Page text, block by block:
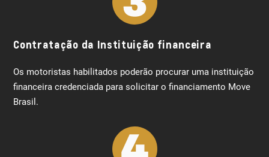
Contratação da Instituição financeira
Os motoristas habilitados poderão procurar uma instituição
financeira credenciada para solicitar o financiamento Move
Brasil.